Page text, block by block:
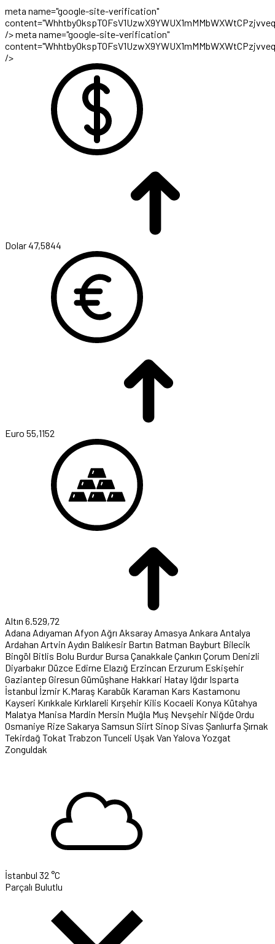
meta name="google-site-verification"
/>meta name="google-site-verification"
/>
Dolar47,5844
Euro 55,1152
Altın 6.529,72
Adana Adıyaman Afyon Ağrı Aksaray Amasya Ankara Antalya
Ardahan Artvin Aydın Balıkesir Bartın Batman Bayburt Bilecik
Bingöl Bitlis Bolu Burdur Bursa ÇanakkaleÇankırı Çorum Denizli
Diyarbakır Düzce Edirne Elazığ Erzincan Erzurum Eskişehir
Gaziantep Giresun Gümüşhane Hakkari Hatay Iğdır Isparta
İstanbul İzmir K.Maraş Karabük Karaman Kars Kastamonu
Kayseri Kırıkkale Kırklareli Kırşehir Kilis Kocaeli Konya Kütahya
Malatya Manisa Mardin Mersin Muğla Muş Nevşehir NiğdeOrdu
Osmaniye RizeSakarya Samsun Siirt Sinop Sivas Şanlıurfa Şırnak
Tekirdağ Tokat Trabzon Tunceli Uşak Van Yalova Yozgat
Zonguldak
İstanbul 32 °C
Parçalı Bulutlu